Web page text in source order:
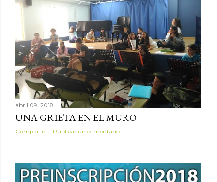
abril 09, 2018
UNA GRIETA EN EL MURO
Compartir Publicar un comentario